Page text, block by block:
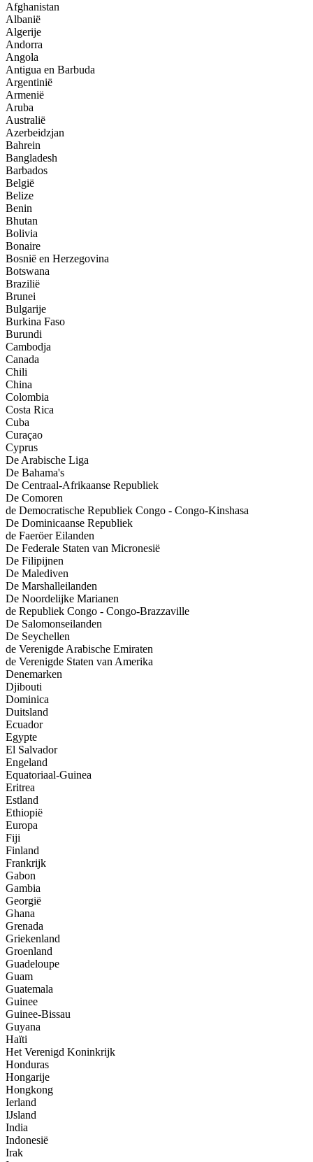
Afghanistan
Albanië
Algerije
Andorra
Angola
Antigua en Barbuda
Argentinië
Armenië
Aruba
Australië
Azerbeidzjan
Bahrein
Bangladesh
Barbados
België
Belize
Benin
Bhutan
Bolivia
Bonaire
Bosnië en Herzegovina
Botswana
Brazilië
Brunei
Bulgarije
Burkina Faso
Burundi
Cambodja
Canada
Chili
China
Colombia
Costa Rica
Cuba
Curaçao
Cyprus
De Arabische Liga
De Bahama's
De Centraal-Afrikaanse Republiek
De Comoren
de Democratische Republiek Congo - Congo-Kinshasa
De Dominicaanse Republiek
de Faeröer Eilanden
De Federale Staten van Micronesië
De Filipijnen
De Malediven
De Marshalleilanden
De Noordelijke Marianen
de Republiek Congo - Congo-Brazzaville
De Salomonseilanden
De Seychellen
de Verenigde Arabische Emiraten
de Verenigde Staten van Amerika
Denemarken
Djibouti
Dominica
Duitsland
Ecuador
Egypte
El Salvador
Engeland
Equatoriaal-Guinea
Eritrea
Estland
Ethiopië
Europa
Fiji
Finland
Frankrijk
Gabon
Gambia
Georgië
Ghana
Grenada
Griekenland
Groenland
Guadeloupe
Guam
Guatemala
Guinee
Guinee-Bissau
Guyana
Haïti
Het Verenigd Koninkrijk
Honduras
Hongarije
Hongkong
Ierland
IJsland
India
Indonesië
Irak